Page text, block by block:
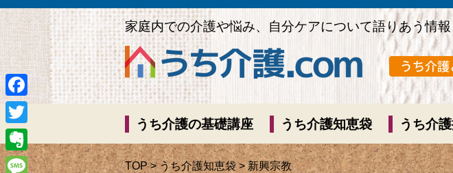
家庭内での介護や悩み、自分ケアについて語りあう情
うち介護の基礎講座 うち介護知恵袋 うち介
TOP>うち介護知恵袋> 新興宗教
Facebook
Twitter
Evernote